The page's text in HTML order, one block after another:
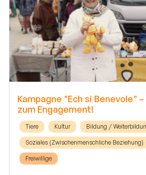
Kampagne "Ech si Benevole"
zum Engagement!
Tiere Kultur Bildung /
Soziales (Zwischenmenschliche Beziehung)
Freiwillige